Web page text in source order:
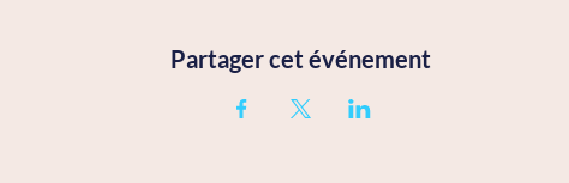
Partager cet événement